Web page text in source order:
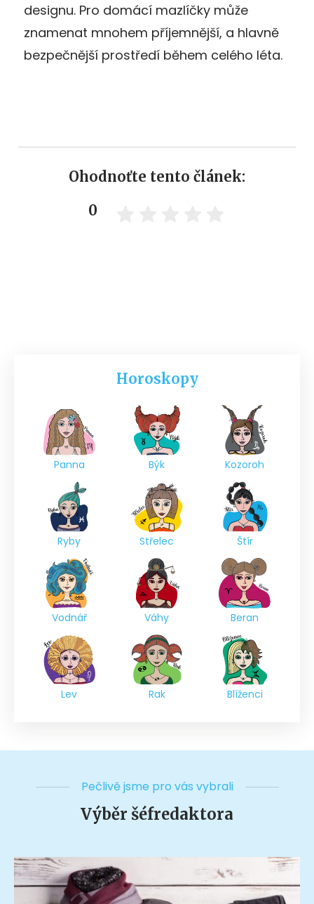
designu. Pro domácí mazlíčky může
znamenat mnohem příjemnější, a hlavně
bezpečnější prostředí během celého léta.
Ohodnoťte tento článek:
0
Horoskopy
Panna Býk Kozoroh
Ryby Střelec Štír
Vodnář Váhy Beran
Lev Rak Blíženci
Pečlivě jsme pro vás vybrali
Výběr šéfredaktora